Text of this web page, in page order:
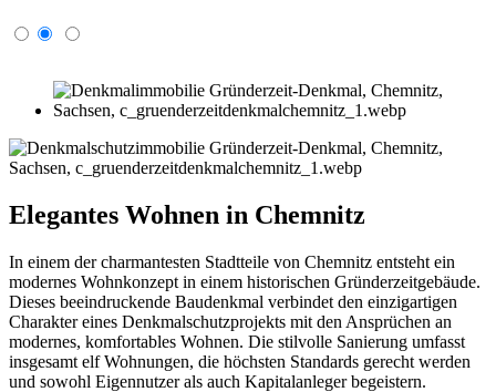
Elegantes Wohnen in Chemnitz
In einem der charmantesten Stadtteile von Chemnitz entsteht ein
modernes Wohnkonzept in einem historischen Gründerzeitgebäude.
Dieses beeindruckende Baudenkmal verbindet den einzigartigen
Charakter eines Denkmalschutzprojekts mit den Ansprüchen an
modernes, komfortables Wohnen. Die stilvolle Sanierung umfasst
insgesamt elf Wohnungen, die höchsten Standards gerecht werden
und sowohl Eigennutzer als auch Kapitalanleger begeistern.